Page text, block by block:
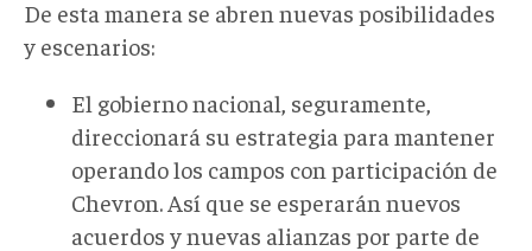
De esta manera se abren nuevas posibilidades
y escenarios:
El gobierno nacional, seguramente,
direccionará su estrategia para mantener
operando los campos con participación de
Chevron. Así que se esperarán nuevos
acuerdos y nuevas alianzas por parte de